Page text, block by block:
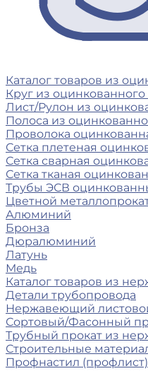
Каталог товаров из
Круг из
Лист/Рулон из
Полоса из
Проволока
Сетка плетеная
Сетка сварная
Сетка тканая
Трубы ЭСВ
Цветной
Алюминий
Бронза
Дюралюминий
Латунь
Медь
Каталог товаров из
Детали трубопровода
Нержавеющий
Сортовый/Фасонный
Трубный прокат из
Строительные
Профнастил (профлист)